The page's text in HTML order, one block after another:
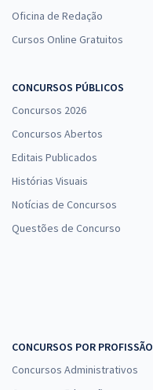
Oficina de Redação
Cursos Online Gratuitos
CONCURSOS PÚBLICOS
Concursos 2026
Concursos Abertos
Editais Publicados
Histórias Visuais
Notícias de Concursos
Questões de Concurso
CONCURSOS POR PROFISSÃO
Concursos Administrativos